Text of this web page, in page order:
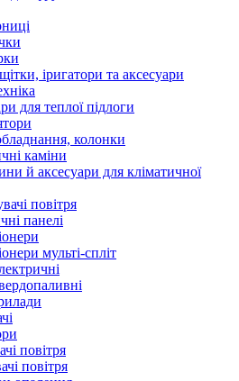
іригатори та аксесуари
для теплої підлоги
колонки
каміни
й аксесуари для кліматичної
повітря
панелі
мульті-спліт
повітря
повітря